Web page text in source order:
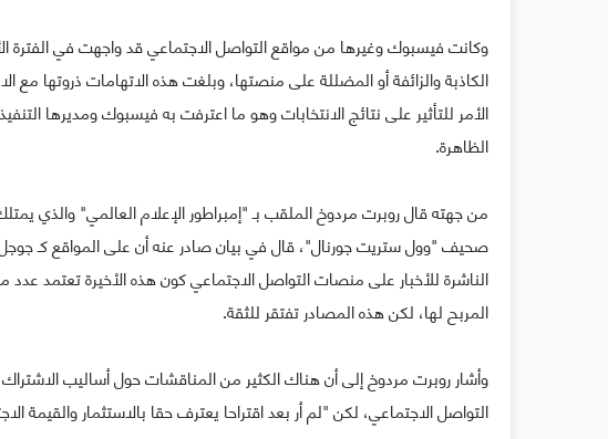
وكانت فيسبوك وغيرها من مواقع التواصل الاجتماعي قد واجهت في الفترة
الكاذبة والزائفة أو المضللة على منصتها، وبلغت هذه الاتهامات ذروتها مع
الأمر للتأثير على نتائج الانتخابات وهو ما اعترفت به فيسبوك ومديرها
الظاهرة.
من جهته قال روبرت مردوخ الملقب بـ "إمبراطور الإعلام العالمي" والذي
صحيف "وول ستريت جورنال"، قال في بيان صادر عنه أن على المواقع كـ
الناشرة للأخبار على منصات التواصل الاجتماعي كون هذه الأخيرة تعتمد عدد
المربح لها، لكن هذه المصادر تفتقر للثقة.
وأشار روبرت مردوخ إلى أن هناك الكثير من المناقشات حول أساليب
التواصل الاجتماعي، لكن "لم أر بعد اقتراحا يعترف حقا بالاستثمار